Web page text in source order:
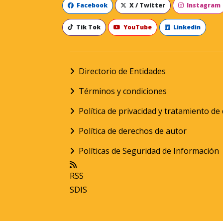
Facebook X / Twitter Instagram
Tik Tok YouTube Linkedin
Directorio de Entidades
Términos y condiciones
Política de privacidad y tratamiento
Política de derechos de autor
Políticas de Seguridad de Información
RSS
SDIS